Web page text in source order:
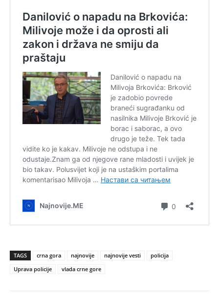
TAGS crna gora najnovije najnovije vesti
policija
Uprava policije
vlada crne gore